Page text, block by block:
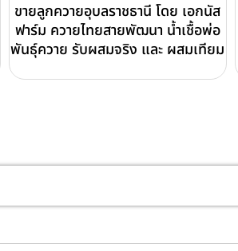
ขายลูกควายอุบลราชธานี โดย เอกนัส
ฟาร์ม ควายไทยสายพัฒนา น้ำเชื้อพ่อ
พันธุ์ควาย รับผสมจริง และ ผสมเทียม